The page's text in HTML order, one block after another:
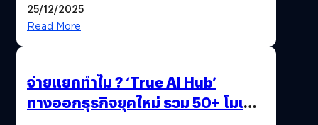
25/12/2025
Read More
จ่ายแยกทำไม ? ‘True AI Hub’
ทางออกธุรกิจยุคใหม่ รวม 50+ โมเดล